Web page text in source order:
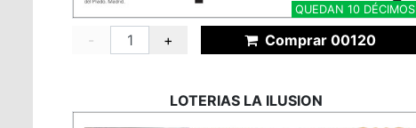
QUEDAN 10 DÉCIMOS
- + Comprar 00120
LOTERIAS LA ILUSION